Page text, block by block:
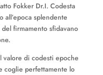
Fokker Dr.I. Codesta
splendente
firmamento sfidavano
di codesti epoche
coglie perfettamente lo